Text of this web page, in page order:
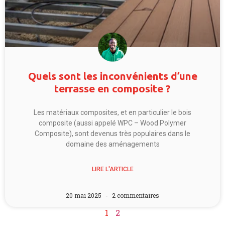
Quels sont les inconvénients d’une
terrasse en composite ?
Les matériaux composites, et en particulier le bois
composite (aussi appelé WPC – Wood Polymer
Composite), sont devenus très populaires dans le
domaine des aménagements
LIRE L'ARTICLE
20 mai 2025 2 commentaires
1 2